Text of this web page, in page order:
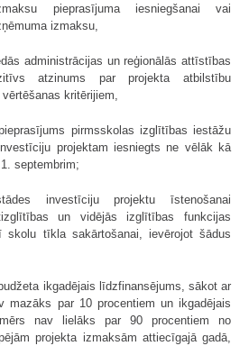
pieprasījuma iesniegšanai vai
izmaksu,
administrācijas un reģionālās attīstības
atzinums par projekta atbilstību
kritērijiem,
pirmsskolas izglītības iestāžu
projektam iesniegts ne vēlāk kā
septembrim;
investīciju projektu īstenošanai
un vidējās izglītības funkcijas
skolu tīkla sakārtošanai, ievērojot šādus
ikgadējais līdzfinansējums, sākot ar
mazāks par 10 procentiem un ikgadējais
nav lielāks par 90 procentiem no
projekta izmaksām attiecīgajā gadā,